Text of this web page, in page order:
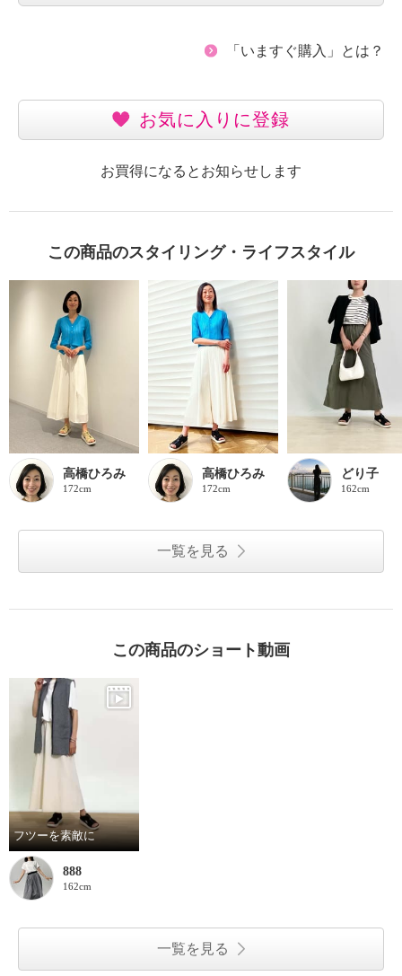
「いますぐ購入」とは？
お気に入りに登録
お買得になるとお知らせします
この商品のスタイリング・ライフスタイル
高橋ひろみ
172cm
高橋ひろみ
172cm
どり子
162cm
一覧を見る
この商品のショート動画
フツーを素敵に
888
162cm
一覧を見る